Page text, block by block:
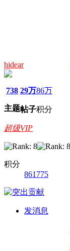
hidear
738
主题
29万
帖子
86万
积分
超级VIP
积分
861775
发消息